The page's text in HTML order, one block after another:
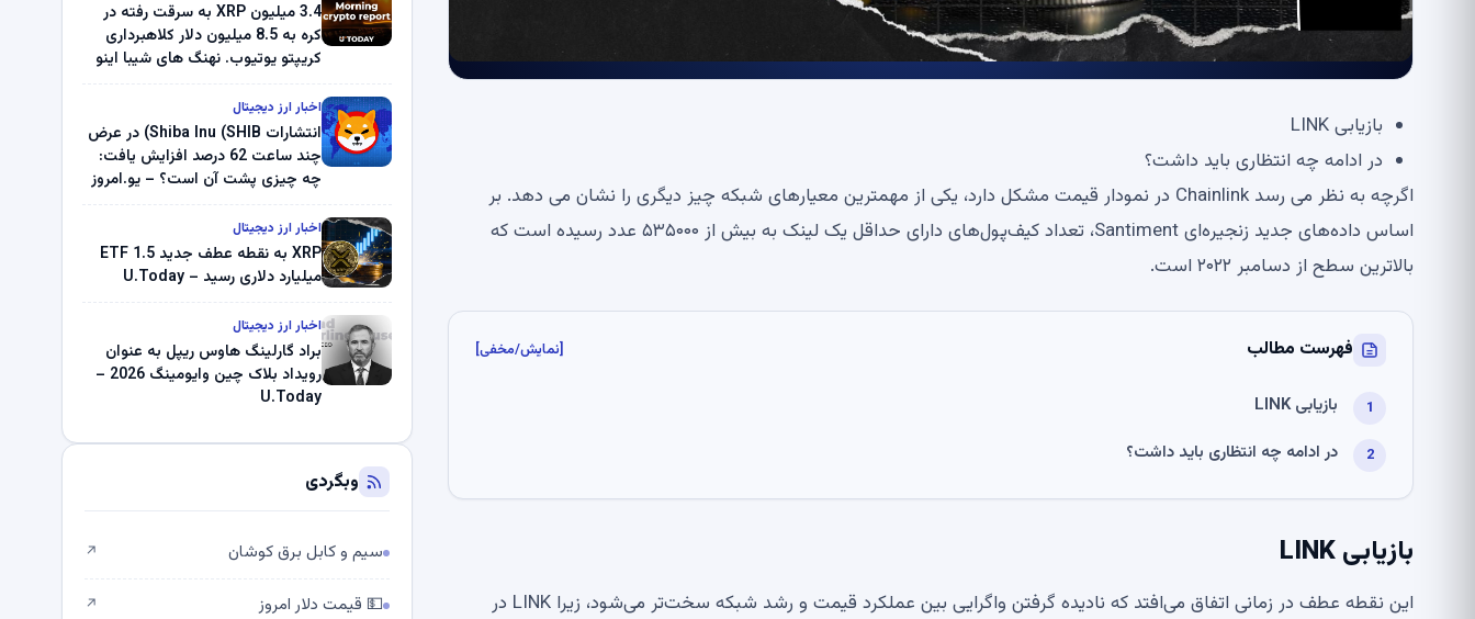
بازیابی LINK
در ادامه چه انتظاری باید داشت؟
اگرچه به نظر می رسد Chainlink در نمودار قیمت مشکل دارد، یکی از مهمترین معیارهای شبکه چیز دیگری را نشان می دهد. بر
اساس داده‌های جدید زنجیره‌ای Santiment، تعداد کیف‌پول‌های دارای حداقل یک لینک به بیش از ۵۳۵۰۰۰ عدد رسیده است که
بالاترین سطح از دسامبر ۲۰۲۲ است.
فهرست مطالب [نمایش/مخفی]
بازیابی LINK
در ادامه چه انتظاری باید داشت؟
بازیابی LINK
این نقطه عطف در زمانی اتفاق می‌افتد که نادیده گرفتن واگرایی بین عملکرد قیمت و رشد شبکه سخت‌تر می‌شود، زیرا LINK در
3.4 میلیون XRP به سرقت رفته در
کره به 8.5 میلیون دلار کلاهبرداری
کریپتو یوتیوب. نهنگ های شیبا اینو
میلیون دلار U-Turn در بیت کوین را
ثبت کرد – گزارش کریپتو صبح –
U.Today
اخبار ارز دیجیتال
انتشارات Shiba Inu (SHIB) در عرض
چند ساعت 62 درصد افزایش یافت:
چه چیزی پشت آن است؟ – یو.امروز
اخبار ارز دیجیتال
XRP به نقطه عطف جدید ETF 1.5
میلیارد دلاری رسید – U.Today
اخبار ارز دیجیتال
براد گارلینگ هاوس ریپل به عنوان
رویداد بلاک چین وایومینگ 2026 –
U.Today
وبگردی
سیم و کابل برق کوشان ↗
💵 قیمت دلار امروز ↗